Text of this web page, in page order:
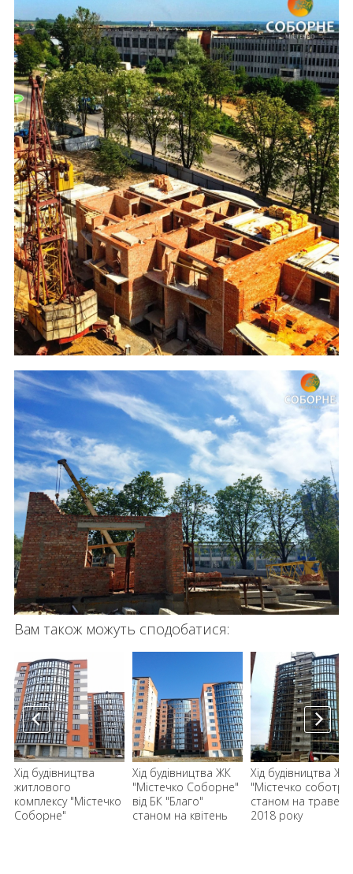
Вам також можуть сподобатися:
Хід будівництва
житлового
комплексу "Містечко
Соборне"
Хід будівництва ЖК
"Містечко Соборне"
від БК "Благо"
станом на квітень
Хід будівництва ЖК
"Містечко
станом на травень
2018 року